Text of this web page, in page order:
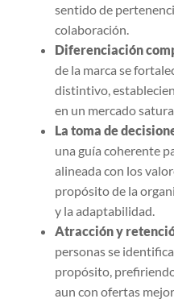
sentido de
colaboración.
Diferenciación
de la marca se
distintivo,
en un mercado
La toma de
una guía coherente
alineada con los
propósito de la
y la adaptabilidad.
Atracción y
personas se
propósito,
aun con ofertas